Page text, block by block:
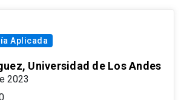
Aplicada
Universidad de Los Andes
2023